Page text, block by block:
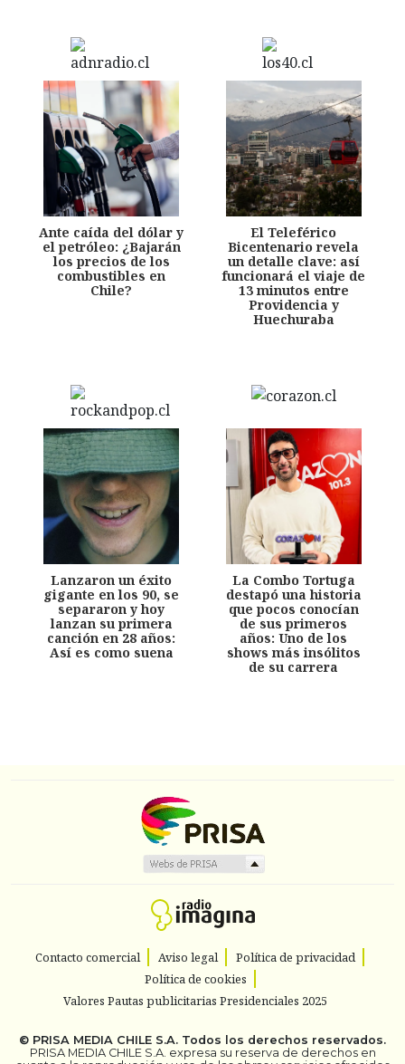
Ante caída del dólar y
el petróleo: ¿Bajarán
los precios de los
combustibles en
Chile?
El Teleférico
Bicentenario revela
un detalle clave: así
funcionará el viaje de
13 minutos entre
Providencia y
Huechuraba
Lanzaron un éxito
gigante en los 90, se
separaron y hoy
lanzan su primera
canción en 28 años:
Así es como suena
La Combo Tortuga
destapó una historia
que pocos conocían
de sus primeros
años: Uno de los
shows más insólitos
de su carrera
Contacto comercial Aviso legal
Política de privacidad
Política de cookies
Valores Pautas publicitarias Presidenciales 2025
© PRISA MEDIA CHILE S.A. Todos los derechos reservados.
PRISA MEDIA CHILE S.A. expresa su reserva de derechos en